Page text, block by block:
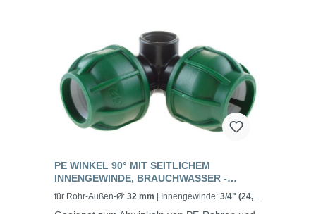
PE WINKEL 90° MIT SEITLICHEM
INNENGEWINDE, BRAUCHWASSER -
CONNECTO™
für Rohr-Außen-Ø: 32 mm | Innengewinde: 3/4" (24,2